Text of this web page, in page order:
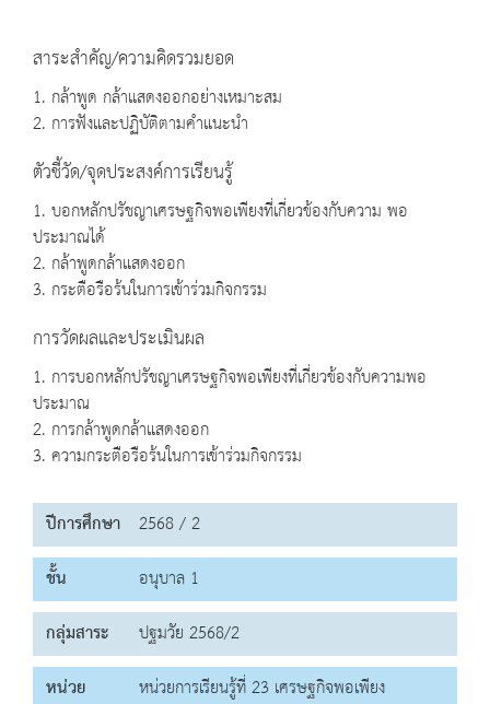
สาระสำคัญ/ความคิดรวมยอด
1. กล้าพูด กล้าแสดงออกอย่างเหมาะสม
2. การฟังและปฏิบัติตามคำแนะนำ
ตัวชี้วัด/จุดประสงค์การเรียนรู้
1. บอกหลักปรัชญาเศรษฐกิจพอเพียงที่เกี่ยวข้องกับความ พอ
ประมาณได้
2. กล้าพูดกล้าแสดงออก
3. กระตือรือร้นในการเข้าร่วมกิจกรรม
การวัดผลและประเมินผล
1. การบอกหลักปรัชญาเศรษฐกิจพอเพียงที่เกี่ยวข้องกับความพอ
ประมาณ
2. การกล้าพูดกล้าแสดงออก
3. ความกระตือรือร้นในการเข้าร่วมกิจกรรม
ปีการศึกษา 2568 / 2
ชั้น
อนุบาล 1
กลุ่มสาระ
ปฐมวัย 2568/2
หน่วย
หน่วยการเรียนรู้ที่ 23 เศรษฐกิจพอเพียง